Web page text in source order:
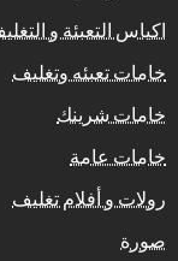
اكياس التعبئة و
خامات تعبئه وتغليف
خامات شرينك
خامات عامة
رولات و أفلام تغليف
صورة